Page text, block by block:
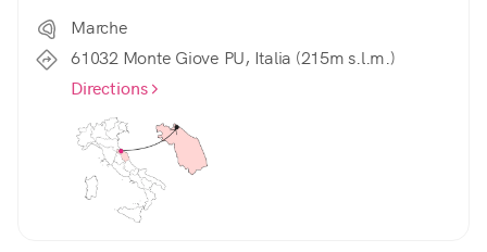
Marche
61032 Monte Giove PU, Italia (215m s.l.m.)
Directions